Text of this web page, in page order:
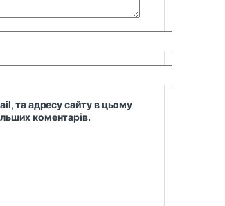
та адресу сайту в цьому
коментарів.